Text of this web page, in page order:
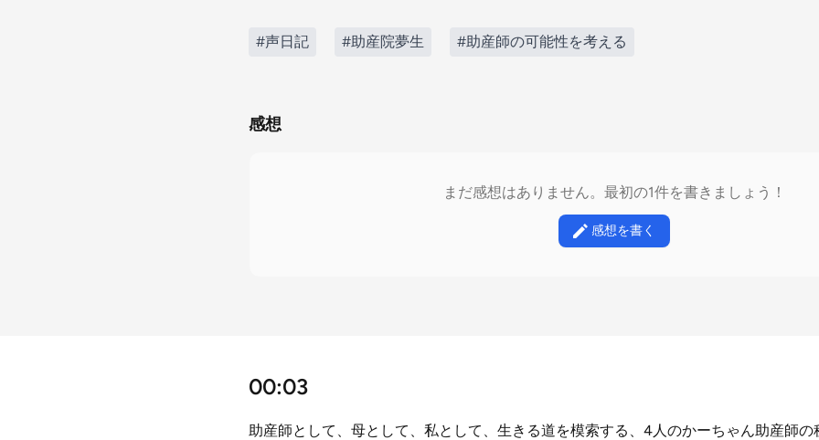
#声日記 #助産院夢生 #助産師の可能性を考える
感想
まだ感想はありません。最初の1件を書きましょう！
感想を書く
00:03
助産師として、母として、私として、生きる道を模索する、4人のかーちゃん助産師の